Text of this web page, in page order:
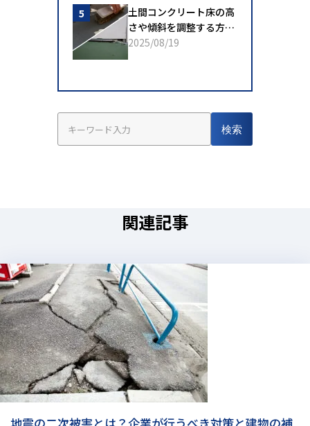
土間コンクリート床の高
さや傾斜を調整する方法
は？工事内容や依頼先に
2025/08/19
検索
関連記事